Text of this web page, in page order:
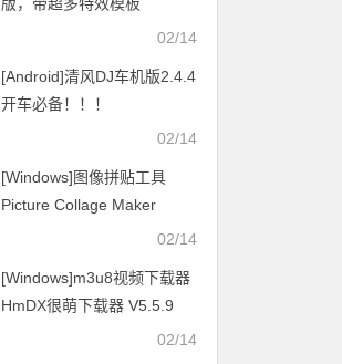
02/14
[Android]清风DJ车机版2.4.4
开车必备！！！
02/14
[Windows]图像拼贴工具
Picture Collage Maker
02/14
[Windows]m3u8视频下载器
HmDX很萌下载器 V5.5.9
02/14